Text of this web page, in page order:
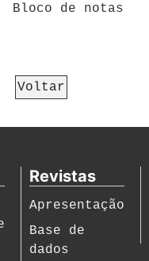
Bloco de notas
Voltar
Revistas
Apresentação
Base de
dados